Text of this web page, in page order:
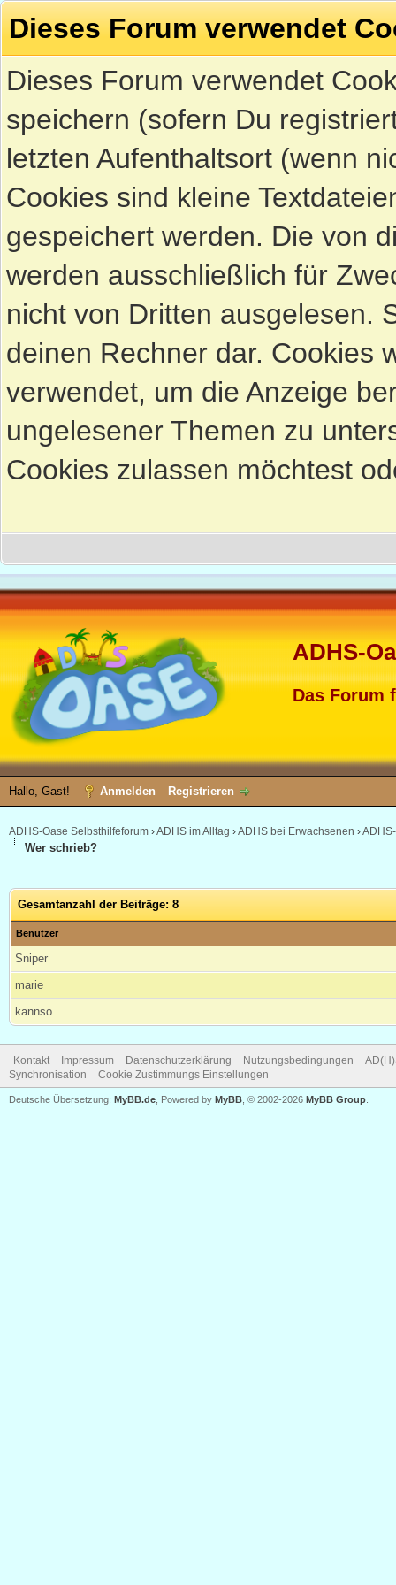
Dieses Forum verwendet
Dieses Forum verwendet
speichern (sofern Du
letzten Aufenthaltsort (wenn
Cookies sind kleine
gespeichert werden. Die von
werden ausschließlich für
nicht von Dritten ausgelesen.
deinen Rechner dar. Cookies
verwendet, um die Anzeige
ungelesener Themen zu
Cookies zulassen möchtest
ADHS-
Das Forum
Hallo, Gast! Anmelden Registrieren
ADHS-Oase Selbsthilfeforum ›ADHS im Alltag ›ADHS bei Erwachsenen ›
Wer schrieb?
Gesamtanzahl der Beiträge: 8
Benutzer
Sniper
marie
kannso
Kontakt Impressum Datenschutzerklärung Nutzungsbedingungen
Synchronisation
Cookie Zustimmungs Einstellungen
Deutsche Übersetzung: MyBB.de , Powered by MyBB , © 2002-2026 MyBB Group